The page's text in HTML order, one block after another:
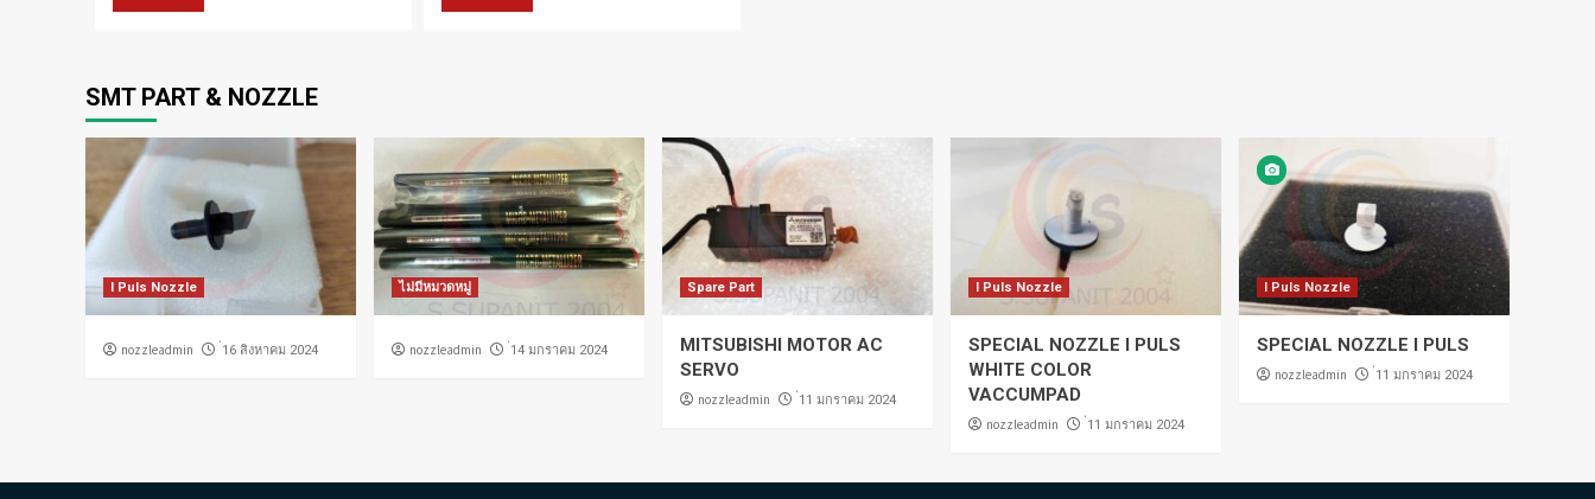
SMT PART & NOZZLE
I Puls Nozzle
nozzleadmin ่16 สิงหาคม 2024
ไม่มีหมวดหมู่
nozzleadmin ่14 มกราคม 2024
Spare Part
MITSUBISHI MOTOR AC
SERVO
nozzleadmin ่11 มกราคม 2024
I Puls Nozzle
SPECIAL NOZZLE I PULS
WHITE COLOR
VACCUMPAD
nozzleadmin ่11 มกราคม 2024
I Puls Nozzle
SPECIAL NOZZLE I PULS
nozzleadmin ่11 มกราคม 2024